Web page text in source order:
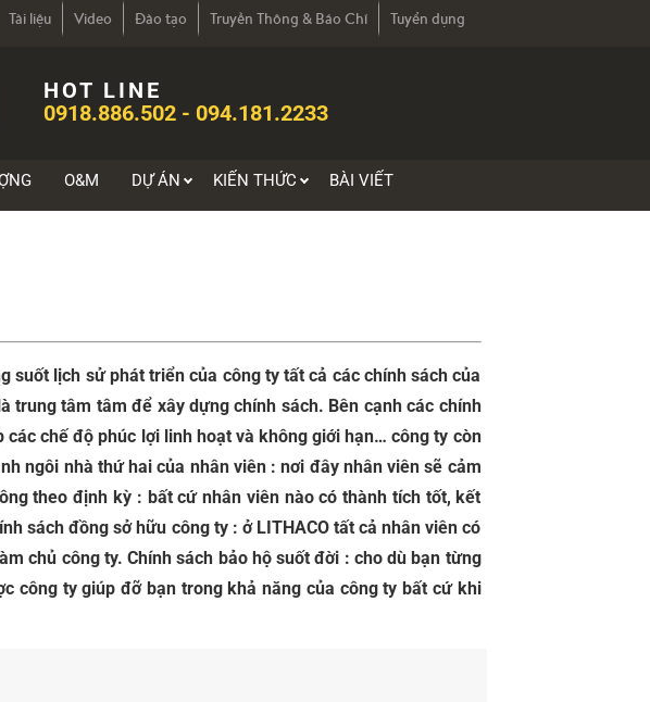
Tài liệu Video Đào tạo Truyền Thông & Báo Chí Tuyển dụng
HOT LINE
0918.886.502 - 094.181.2233
O&M DỰ ÁN KIẾN THỨC BÀI VIẾT
suốt lịch sử phát triển của công ty tất cả các chính sách của
tâm tâm để xây dựng chính sách. Bên cạnh các chính
chế độ phúc lợi linh hoạt và không giới hạn… công ty còn
ngôi nhà thứ hai của nhân viên : nơi đây nhân viên sẽ cảm
theo định kỳ : bất cứ nhân viên nào có thành tích tốt, kết
sách đồng sở hữu công ty : ở LITHACO tất cả nhân viên có
chủ công ty. Chính sách bảo hộ suốt đời : cho dù bạn từng
công ty giúp đỡ bạn trong khả năng của công ty bất cứ khi